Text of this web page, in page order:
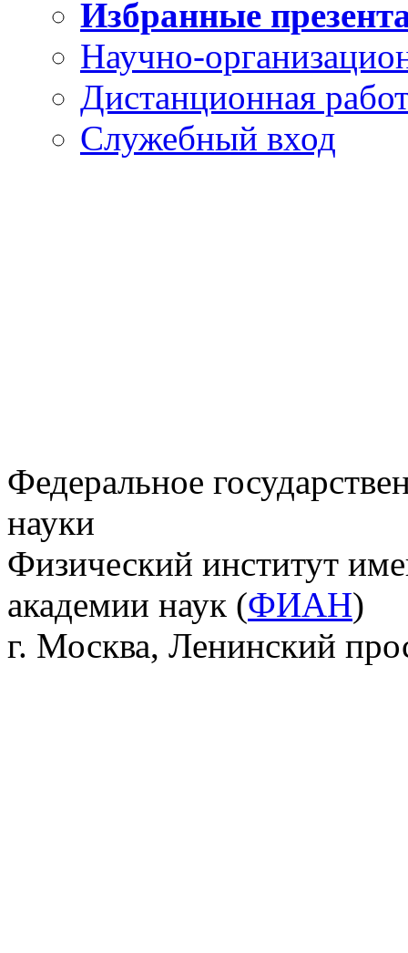
Избранные
Научно-
Дистанционная
Служебный вход
Федеральное
науки
Физический институт
академии наук (ФИАН)
г. Москва, Ленинский